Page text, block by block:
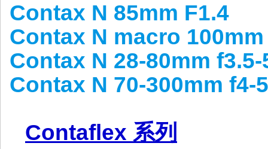
Contax N 85mm F1.4
Contax N macro 100mm
Contax N 28-80mm f3.5-
Contax N 70-300mm f4-
Contaflex 系列